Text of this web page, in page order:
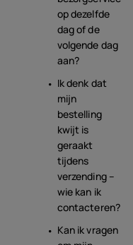
op dezelfde
dag of de
volgende dag
aan?
Ik denk dat
mijn
bestelling
kwijt is
geraakt
tijdens
verzending –
wie kan ik
contacteren?
Kan ik vragen